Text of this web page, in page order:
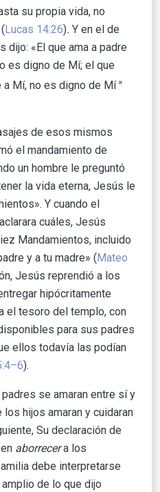
su propia vida, no
Lucas 14:26). Y en el de
«El que ama a padre
es digno de Mí; el que
a Mí, no es digno de Mí »
de esos mismos
el mandamiento de
un hombre le preguntó
la vida eterna, Jesús le
Y cuando el
cuáles, Jesús
Mandamientos, incluido
y a tu madre» ( Mateo
Jesús reprendió a los
hipócritamente
el tesoro del templo, con
para sus padres
ellos todavía las podían
).
se amaran entre sí y
los hijos amaran y cuidaran
Su declaración de
aborrecera los
debe interpretarse
de lo que dijo